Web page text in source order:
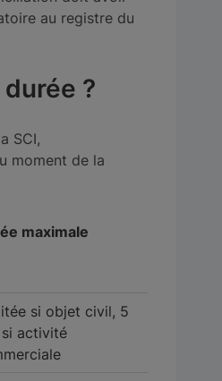
au registre du
?
SCI,
moment de la
maximale
si objet civil, 5
si activité